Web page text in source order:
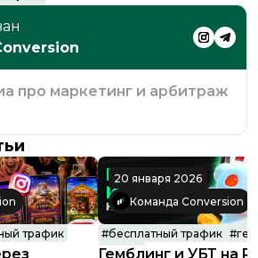
про маркетинг и арбитраж
трафик
20 января 2026
Команда Conversion
#бесплатный трафик #
#reddit
Гемблинг и УБТ на